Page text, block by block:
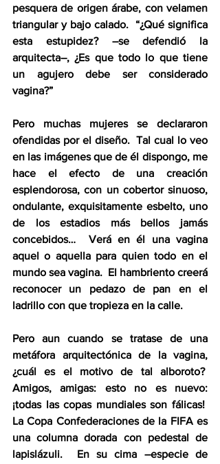
pesquera de origen árabe, con velamen
triangular y bajo calado.  “¿Qué significa
esta estupidez? –se defendió la
arquitecta–, ¿Es que todo lo que tiene
un agujero debe ser considerado
vagina?”
Pero muchas mujeres se declararon
ofendidas por el diseño.  Tal cual lo veo
en las imágenes que de él dispongo, me
hace el efecto de una creación
esplendorosa, con un cobertor sinuoso,
ondulante, exquisitamente esbelto, uno
de los estadios más bellos jamás
concebidos…  Verá en él una vagina
aquel o aquella para quien todo en el
mundo sea vagina.  El hambriento creerá
reconocer un pedazo de pan en el
ladrillo con que tropieza en la calle.
Pero aun cuando se tratase de una
metáfora arquitectónica de la vagina,
¿cuál es el motivo de tal alboroto?
Amigos, amigas: esto no es nuevo:
¡todas las copas mundiales son fálicas!
La Copa Confederaciones de la FIFA es
una columna dorada con pedestal de
lapislázuli.  En su cima –especie de